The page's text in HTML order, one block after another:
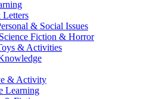
Letters
& Social Issues
Fiction & Horror
& Activities
& Activity
Learning